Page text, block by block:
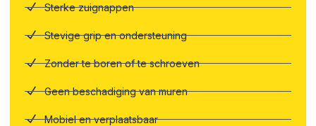
Sterke zuignappen
Stevige grip en ondersteuning
Zonder te boren of te schroeven
Geen beschadiging van muren
Mobiel en verplaatsbaar